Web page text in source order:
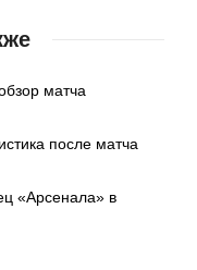
матча
после матча
«Арсенала» в